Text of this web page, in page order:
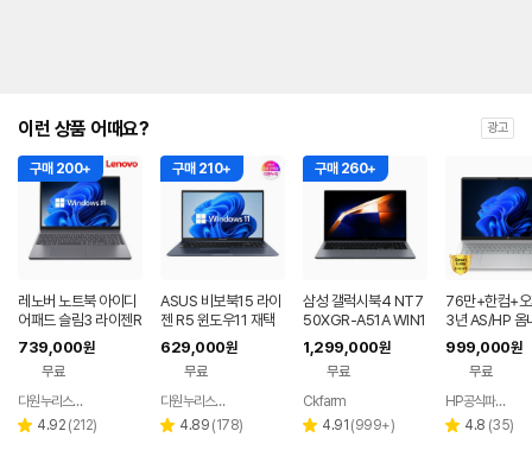
이런 상품 어때요? 광고
구매 200+
레노버 노트북 아이디
어패드 슬림3 라이젠R
5 8GB 256GB 윈도
우11
739,000원
무료
페이
다원누리스토어
별 4.92 리
(212)
구매 210+
ASUS 비보북15 라이
젠 R5 윈도우11 재택
근무 싼 노트북
629,000원
무료
페이
다원누리스토어
별 4.89 리
(178)
구매 260+
삼성 갤럭시북4 NT7
50XGR-A51A WIN1
1 FPP(버젼UP설치)
업무용 학생용 사무용
노트북 문스톤그레이
1,299,000원
무료
페이
Ckfarm
별 4.91 리
(999+)
76만+한컴+
3년 AS/HP 옴
6인치 사무용
저렴한 대학생
999,000원
무료
HP공식파트너 이텍컴퓨터
별 4.8 리
(35)